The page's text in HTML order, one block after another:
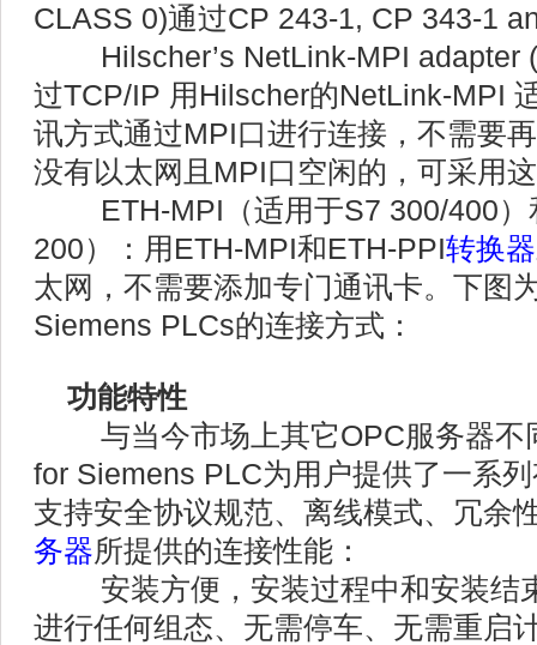
CLASS 0)通过CP 243-1, CP 343-1
Hilscher’s NetLink-MPI adapter (
过TCP/IP 用Hilscher的NetLink-MPI
讯方式通过MPI口进行连接，不需要
没有以太网且MPI口空闲的，可采用
ETH-MPI（适用于S7 300/400）
200）：用ETH-MPI和ETH-PPI转换器
太网，不需要添加专门通讯卡。下图
Siemens PLCs的连接方式：
功能特性
与当今市场上其它OPC服务器不
for Siemens PLC为用户提供了一系
支持安全协议规范、离线模式、冗余
务器所提供的连接性能：
安装方便，安装过程中和安装结
进行任何组态、无需停车、无需重启